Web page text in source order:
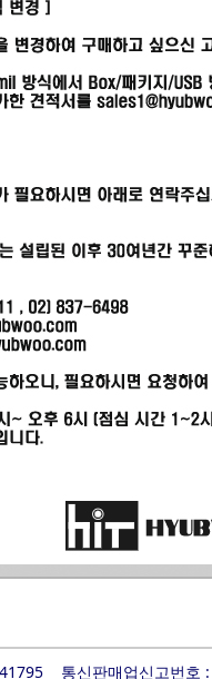
통신판매업신고번호 :